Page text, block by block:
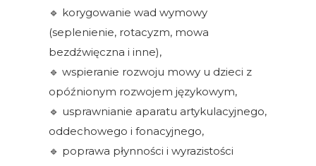
🔹 korygowanie wad wymowy
(seplenienie, rotacyzm, mowa
bezdźwięczna i inne),
🔹 wspieranie rozwoju mowy u dzieci z
opóźnionym rozwojem językowym,
🔹 usprawnianie aparatu artykulacyjnego,
oddechowego i fonacyjnego,
🔹 poprawa płynności i wyrazistości